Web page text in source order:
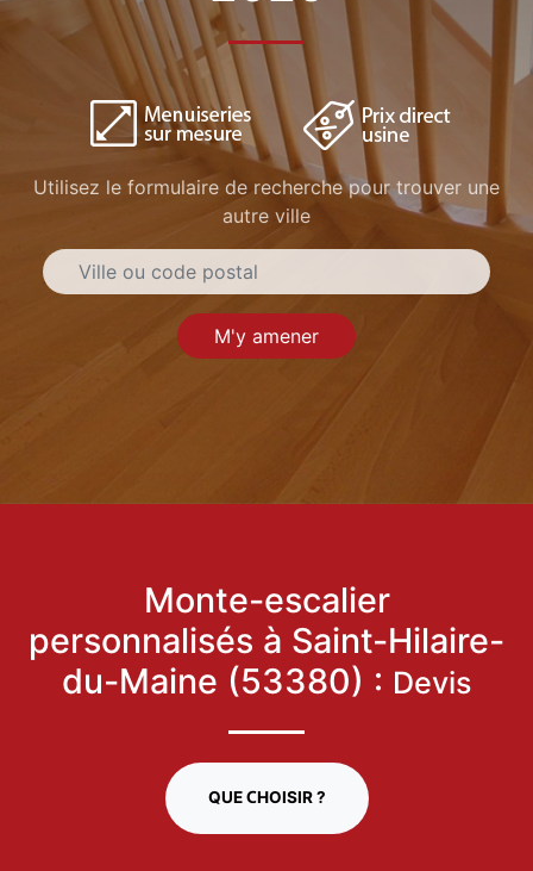
Utilisez le formulaire de recherche pour trouver une
autre ville
M'y amener
Monte-escalier
personnalisés à Saint-Hilaire-
du-Maine (53380) : Devis
QUE CHOISIR ?